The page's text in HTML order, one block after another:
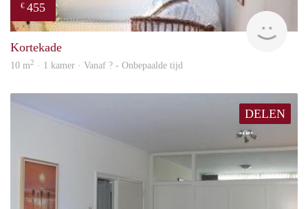
€ 455
Kortekade
10 m2 · 1 kamer · Vanaf ? - Onbepaalde tijd
DELEN